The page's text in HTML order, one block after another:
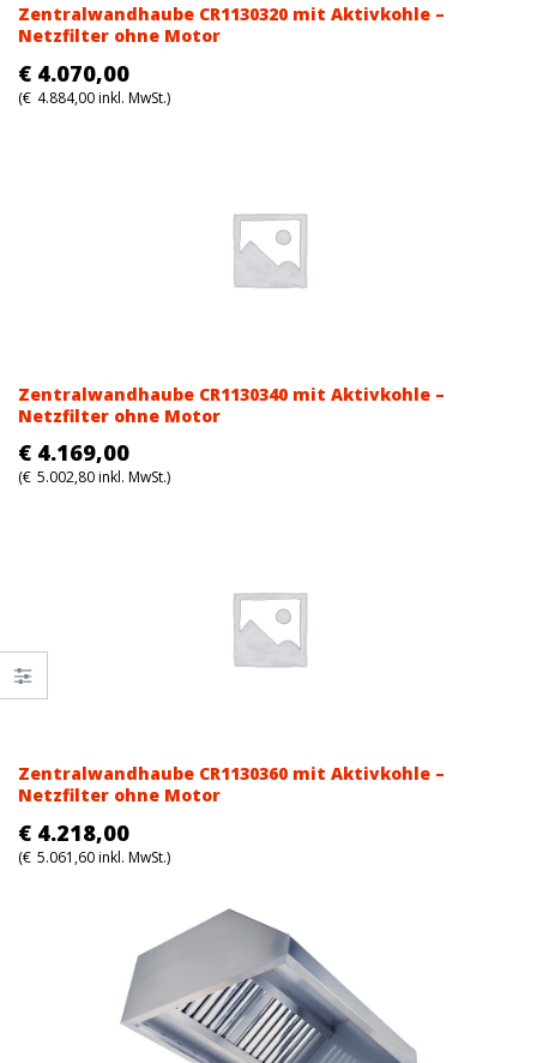
Zentralwandhaube CR1130320 mit Aktivkohle –
Netzfilter ohne Motor
€ 4.070,00
(€ 4.884,00inkl. MwSt.)
Zentralwandhaube CR1130340 mit Aktivkohle –
Netzfilter ohne Motor
€ 4.169,00
(€ 5.002,80inkl. MwSt.)
Zentralwandhaube CR1130360 mit Aktivkohle –
Netzfilter ohne Motor
€ 4.218,00
(€ 5.061,60inkl. MwSt.)